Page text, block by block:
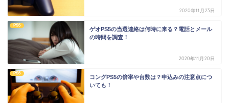
2020年11月23日
PS5
ゲオPS5の当選連絡は何時に来る？電話とメール
の時間を調査！
2020年11月20日
PS5
コングPS5の倍率や台数は？申込みの注意点につ
いても！